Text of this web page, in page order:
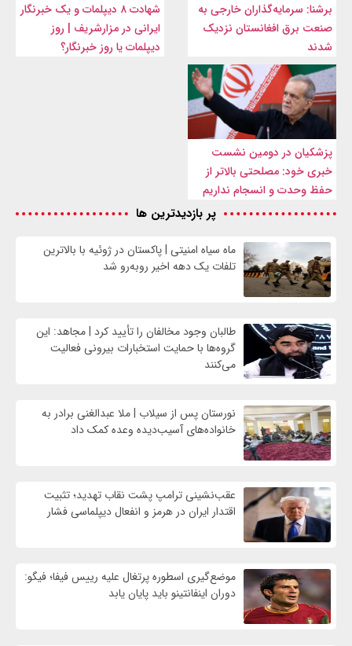
برشنا: سرمایه‌گذاران خارجی به
صنعت برق افغانستان نزدیک
شدند
شهادت ۸ دیپلمات و یک خبرنگار
ایرانی در مزارشریف | روز
دیپلمات یا روز خبرنگار؟
پزشکیان در دومین نشست
خبری خود: مصلحتی بالاتر از
حفظ وحدت و انسجام نداریم
پر بازدیدترین ها
ماه سیاه امنیتی | پاکستان در ژوئیه با بالاترین
تلفات یک دهه اخیر روبه‌رو شد
طالبان وجود مخالفان را تأیید کرد | مجاهد: این
گروه‌ها با حمایت استخبارات بیرونی فعالیت
می‌کنند
نورستان پس از سیلاب | ملا عبدالغنی برادر به
خانواده‌های آسیب‌دیده وعده کمک داد
عقب‌نشینی ترامپ پشت نقاب تهدید؛ تثبیت
اقتدار ایران در هرمز و انفعال دیپلماسی فشار
موضع‌گیری اسطوره پرتغال علیه رییس فیفا؛ فیگو:
دوران اینفانتینو باید پایان یابد